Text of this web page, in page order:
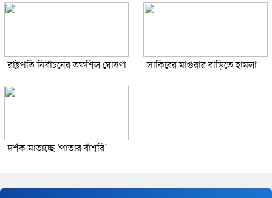
রাষ্ট্রপতি নির্বাচনের তফশিল ঘোষণা সাকিবের মাগুরার বাড়িতে হামলা
দর্শক মাতাচ্ছে ‘পাতার বাঁশরি’